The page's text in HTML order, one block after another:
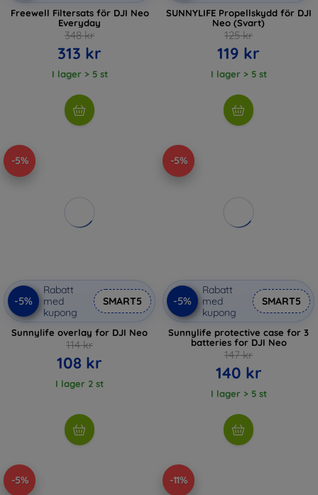
Freewell Filtersats för DJI Neo
Everyday
348 kr
313 kr
I lager > 5 st
SUNNYLIFE Propellskydd för DJI
Neo (Svart)
125 kr
119 kr
I lager > 5 st
-5%
-5%
Rabatt
med
kupong
SMART5
Sunnylife overlay for DJI Neo
114 kr
108 kr
I lager 2 st
-5%
-5%
Rabatt
med
kupong
SMART5
Sunnylife protective case for 3
batteries for DJI Neo
147 kr
140 kr
I lager > 5 st
-5% -11%